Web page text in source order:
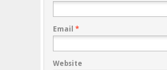
Email *
Website